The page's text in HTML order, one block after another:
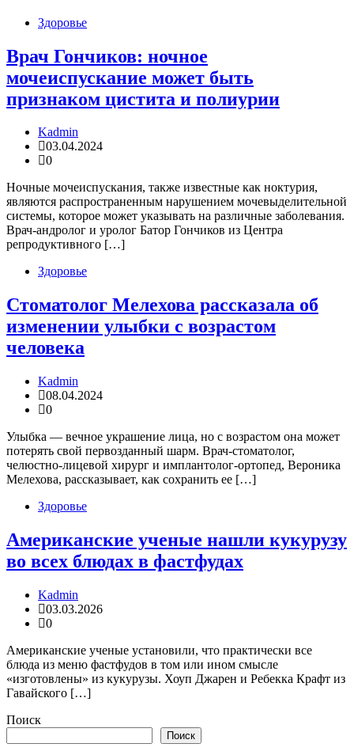
Здоровье
Врач Гончиков: ночное
мочеиспускание может быть
признаком цистита и полиурии
Kadmin
03.04.2024
0
Ночные мочеиспускания, также известные как ноктурия,
являются распространенным нарушением мочевыделительной
системы, которое может указывать на различные заболевания.
Врач-андролог и уролог Батор Гончиков из Центра
репродуктивного […]
Здоровье
Стоматолог Мелехова рассказала об
изменении улыбки с возрастом
человека
Kadmin
08.04.2024
0
Улыбка — вечное украшение лица, но с возрастом она может
потерять свой первозданный шарм. Врач-стоматолог,
челюстно-лицевой хирург и имплантолог-ортопед, Вероника
Мелехова, рассказывает, как сохранить ее […]
Здоровье
Американские ученые нашли кукурузу
во всех блюдах в фастфудах
Kadmin
03.03.2026
0
Американские ученые установили, что практически все
блюда из меню фастфудов в том или ином смысле
«изготовлены» из кукурузы. Хоуп Джарен и Ребекка Крафт из
Гавайского […]
Поиск
Поиск